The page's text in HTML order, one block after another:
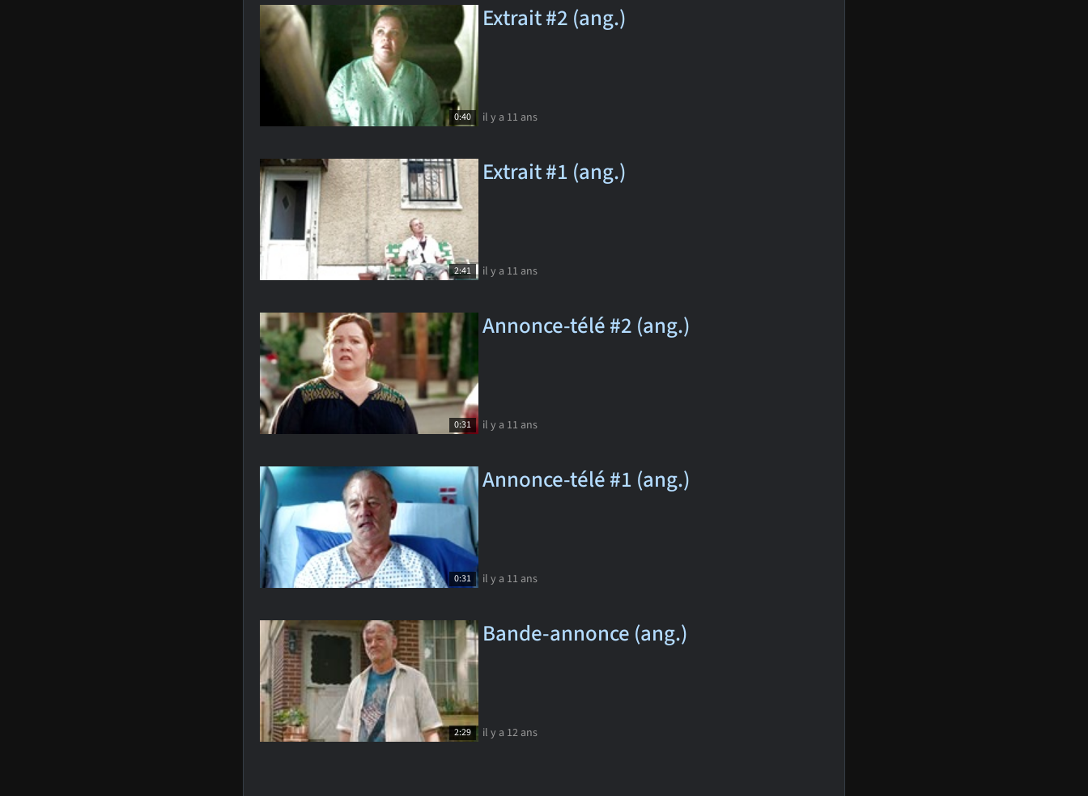
0:40
Extrait #2 (ang.)
il y a 11 ans
2:41
Extrait #1 (ang.)
il y a 11 ans
0:31
Annonce-télé #2 (ang.)
il y a 11 ans
0:31
Annonce-télé #1 (ang.)
il y a 11 ans
2:29
Bande-annonce (ang.)
il y a 12 ans